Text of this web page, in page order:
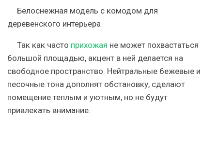
Белоснежная модель с комодом для
деревенского интерьера
Так как часто прихожая не может похвастаться
большой площадью, акцент в ней делается на
свободное пространство. Нейтральные бежевые и
песочные тона дополнят обстановку, сделают
помещение теплым и уютным, но не будут
привлекать внимание.